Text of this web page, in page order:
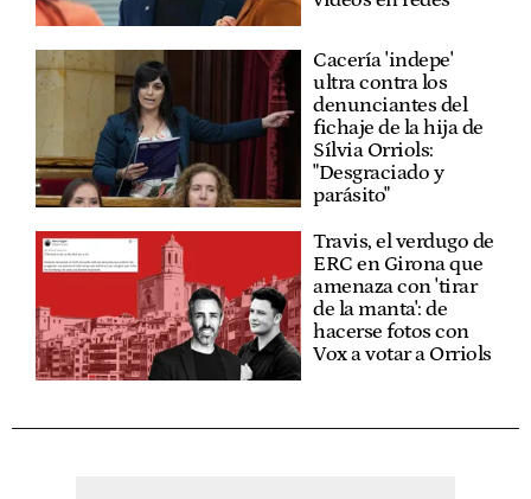
Cacería 'indepe'
ultra contra los
denunciantes del
fichaje de la hija de
Sílvia Orriols:
"Desgraciado y
parásito"
Travis, el verdugo de
ERC en Girona que
amenaza con 'tirar
de la manta': de
hacerse fotos con
Vox a votar a Orriols